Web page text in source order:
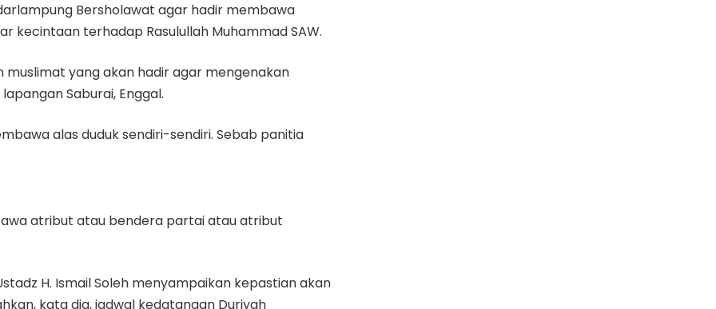
Bersholawat agar hadir membawa
kecintaan terhadap Rasulullah Muhammad SAW.
muslimat yang akan hadir agar mengenakan
Saburai, Enggal.
alas duduk sendiri-sendiri. Sebab panitia
atribut atau bendera partai atau atribut
H. Ismail Soleh menyampaikan kepastian akan
kata dia, jadwal kedatangan Duriyah